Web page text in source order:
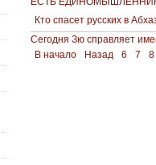
Кто спасет русских в
Сегодня Зю справляет
В начало Назад 6 7 8